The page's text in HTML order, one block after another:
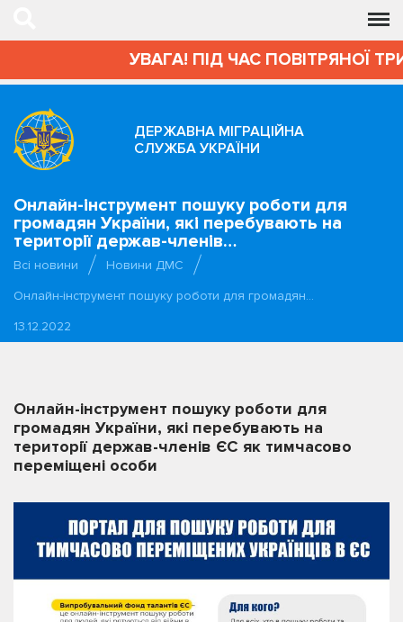
УВАГА! ПІД ЧАС ПОВІТРЯНОЇ
ДЕРЖАВНА МІГРАЦІЙНА
СЛУЖБА УКРАЇНИ
Онлайн-інструмент пошуку роботи для
громадян України, які перебувають на
території держав-членів…
Всі новини
Новини ДМС
Онлайн-інструмент пошуку роботи для громадян…
13.12.2022
Онлайн-інструмент пошуку роботи для
громадян України, які перебувають на
території держав-членів ЄС як тимчасово
переміщені особи